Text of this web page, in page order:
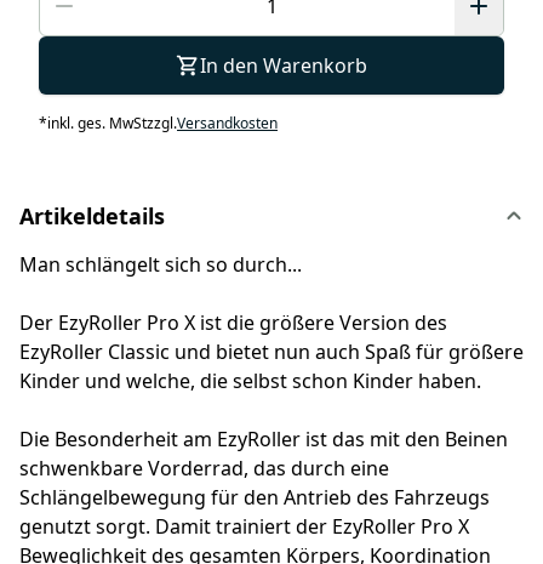
In den Warenkorb
*inkl. ges. MwStzzgl.Versandkosten
Artikeldetails
Man schlängelt sich so durch...
Der EzyRoller Pro X ist die größere Version des
EzyRoller Classic und bietet nun auch Spaß für größere
Kinder und welche, die selbst schon Kinder haben.
Die Besonderheit am EzyRoller ist das mit den Beinen
schwenkbare Vorderrad, das durch eine
Schlängelbewegung für den Antrieb des Fahrzeugs
genutzt sorgt. Damit trainiert der EzyRoller Pro X
Beweglichkeit des gesamten Körpers, Koordination